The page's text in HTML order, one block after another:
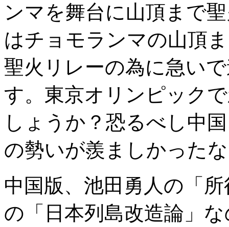
ンマを舞台に山頂まで
はチョモランマの山頂
聖火リレーの為に急い
す。東京オリンピック
しょうか？恐るべし中
の勢いが羨ましかった
中国版、池田勇人の「
の「日本列島改造論」